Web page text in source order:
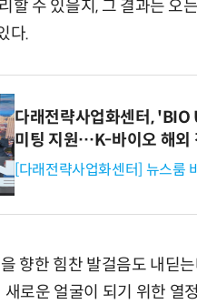
할 수 있을지, 그 결과는 오
다.
다래전략사업화센터,
미팅 지원…K-바이오 해외
[다래전략사업화센터] 뉴스룸
향한 힘찬 발걸음도 내딛
로운 얼굴이 되기 위한 열